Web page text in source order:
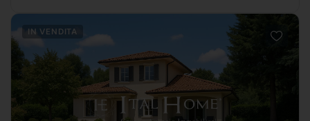
IN VENDITA